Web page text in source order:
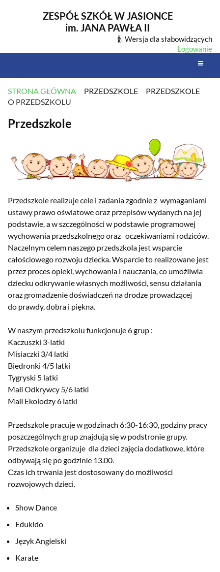
ZESPÓŁ SZKÓŁ W JASIONCE
im. JANA PAWŁA II
Wersja dla słabowidzących
Logowanie
STRONA GŁÓWNA PRZEDSZKOLE
PRZEDSZKOLE
O PRZEDSZKOLU
O
Przedszkole
Przedszkole realizuje cele i zadania zgodnie z wymaganiami
ustawy prawo oświatowe oraz przepisów wydanych na jej
podstawie, a w szczególności w podstawie programowej
wychowania przedszkolnego oraz oczekiwaniami rodziców.
Naczelnym celem naszego przedszkola jest wsparcie
całościowego rozwoju dziecka. Wsparcie to realizowane jest
przez proces opieki, wychowania i nauczania, co umożliwia
dziecku odkrywanie własnych możliwości, sensu działania
oraz gromadzenie doświadczeń na drodze prowadzącej
do prawdy, dobra i piękna.
W naszym przedszkolu funkcjonuje 6 grup :
Kaczuszki 3-latki
Misiaczki 3/4 latki
Biedronki 4/5 latki
Tygryski 5 latki
Mali Odkrywcy 5/6 latki
Mali Ekolodzy 6 latki
Przedszkole pracuje w godzinach 6:30-16:30, godziny pracy
poszczególnych grup znajdują się w podstronie grupy.
Przedszkole organizuje dla dzieci zajęcia dodatkowe, które
odbywają się po godzinie 13.00.
Czas ich trwania jest dostosowany do możliwości
rozwojowych dzieci.
Show Dance
Edukido
Język Angielski
Karate